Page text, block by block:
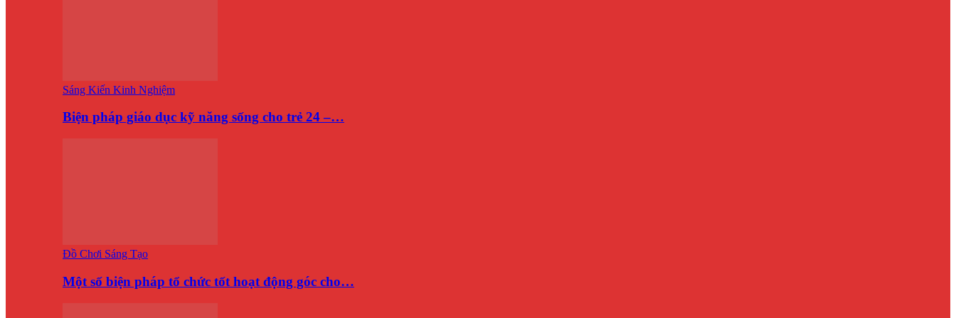
Sáng Kiến Kinh Nghiệm
Biện pháp giáo dục kỹ năng sống cho trẻ 24 –…
Đồ Chơi Sáng Tạo
Một số biện pháp tổ chức tốt hoạt động góc cho…